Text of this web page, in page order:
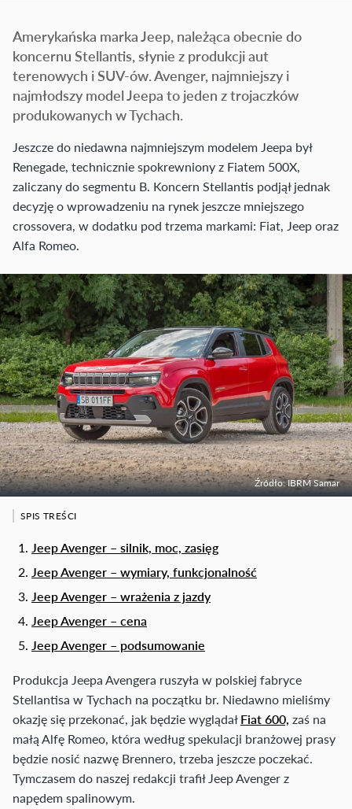
Amerykańska marka Jeep, należąca obecnie do
koncernu Stellantis, słynie z produkcji aut
terenowych i SUV-ów. Avenger, najmniejszy i
najmłodszy model Jeepa to jeden z trojaczków
produkowanych w Tychach.
Jeszcze do niedawna najmniejszym modelem Jeepa był
Renegade, technicznie spokrewniony z Fiatem 500X,
zaliczany do segmentu B. Koncern Stellantis podjął jednak
decyzję o wprowadzeniu na rynek jeszcze mniejszego
crossovera, w dodatku pod trzema markami: Fiat, Jeep oraz
Alfa Romeo.
Źródło: IBRM Samar
SPIS TREŚCI
Jeep Avenger – silnik, moc, zasięg
Jeep Avenger – wymiary, funkcjonalność
Jeep Avenger – wrażenia z jazdy
Jeep Avenger – cena
Jeep Avenger – podsumowanie
Produkcja Jeepa Avengera ruszyła w polskiej fabryce
Stellantisa w Tychach na początku br. Niedawno mieliśmy
okazję się przekonać, jak będzie wyglądałFiat 600, zaś na
małą Alfę Romeo, która według spekulacji branżowej prasy
będzie nosić nazwę Brennero, trzeba jeszcze poczekać.
Tymczasem do naszej redakcji trafił Jeep Avenger z
napędem spalinowym.